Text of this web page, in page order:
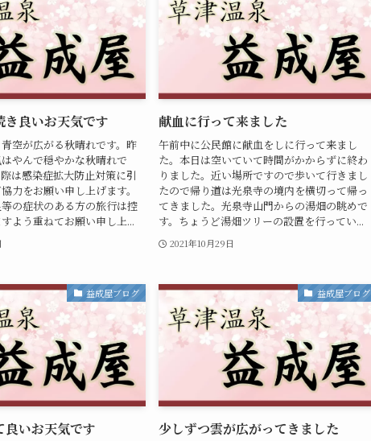
き良いお天気です
空が広がる秋晴れです。昨
やんで穏やかな秋晴れで
は感染症拡大防止対策に引
力をお願い申し上げます。
の症状のある方の旅行は控
よう重ねてお願い申し上...
献血に行って来ました
午前中に公民館に献血をしに行って来まし
た。本日は空いていて時間がかからずに終わ
りました。近い場所ですので歩いて行きまし
たので帰り道は光泉寺の境内を横切って帰っ
てきました。光泉寺山門からの湯畑の眺めで
す。ちょうど湯畑ツリーの設置を行ってい...
2021年10月29日
益成屋ブログ
良いお天気です
益成屋ブログ
少しずつ雲が広がってきました